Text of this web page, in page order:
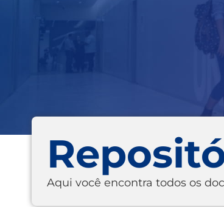
Aqui você encontra todos os